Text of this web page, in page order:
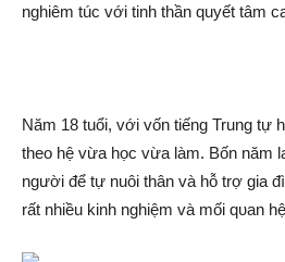
nghiêm túc với tinh thần quyết tâm
Năm 18 tuổi, với vốn tiếng Trung tự
theo hệ vừa học vừa làm. Bốn năm
người để tự nuôi thâ‌n và hỗ trợ gia
rất nhiều kinh nghiệm và mối qυa‌n